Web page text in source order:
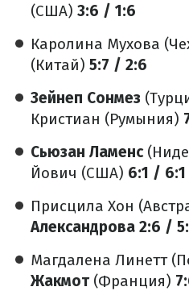
(США) 3:6 / 1:6
Каролина Мухова
(Китай) 5:7 / 2:6
Зейнеп Сонмез
Кристиан (Румыния)
Сьюзан Ламенс
Йович (США) 6:1 / 6:1
Присцила Хон
Александрова 2:6 /
Магдалена Линетт
Жакмот (Франция)